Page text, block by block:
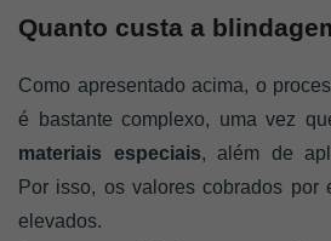
Quanto custa a
Como apresentado acima, o
é bastante complexo, uma vez
materiais especiais, além de
Por isso, os valores cobrados por
elevados.